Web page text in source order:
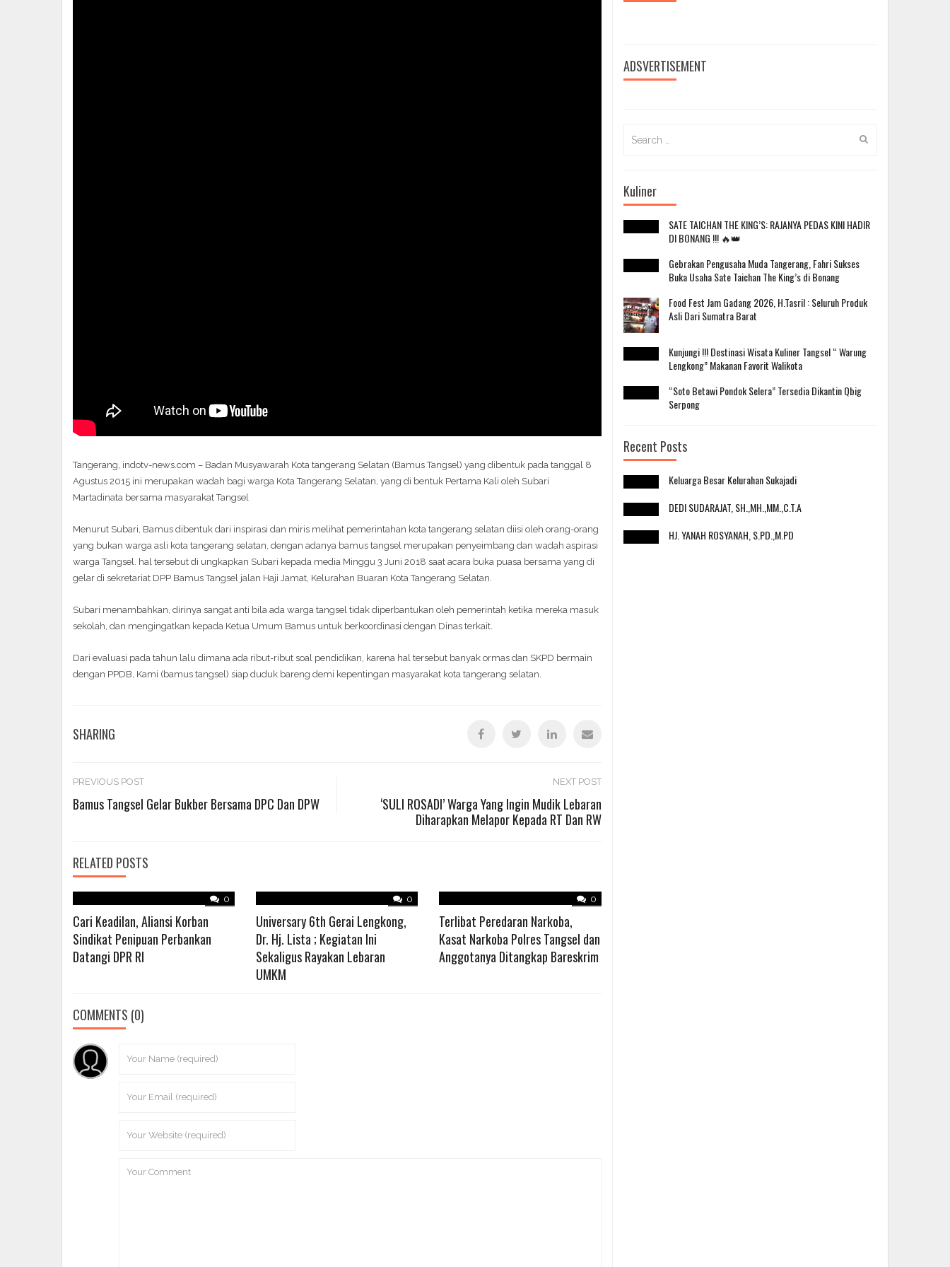
Tangerang, indotv-news.com – Badan Musyawarah Kota tangerang Selatan (Bamus Tangsel) yang dibentuk pada tanggal 8
Agustus 2015 ini merupakan wadah bagi warga Kota Tangerang Selatan, yang di bentuk Pertama Kali oleh Subari
Martadinata bersama masyarakat Tangsel
Menurut Subari, Bamus dibentuk dari inspirasi dan miris melihat pemerintahan kota tangerang selatan diisi oleh orang-orang
yang bukan warga asli kota tangerang selatan, dengan adanya bamus tangsel merupakan penyeimbang dan wadah aspirasi
warga Tangsel. hal tersebut di ungkapkan Subari kepada media Minggu 3 Juni 2018 saat acara buka puasa bersama yang di
gelar di sekretariat DPP Bamus Tangsel jalan Haji Jamat, Kelurahan Buaran Kota Tangerang Selatan.
Subari menambahkan, dirinya sangat anti bila ada warga tangsel tidak diperbantukan oleh pemerintah ketika mereka masuk
sekolah, dan mengingatkan kepada Ketua Umum Bamus untuk berkoordinasi dengan Dinas terkait.
Dari evaluasi pada tahun lalu dimana ada ribut-ribut soal pendidikan, karena hal tersebut banyak ormas dan SKPD bermain
dengan PPDB, Kami (bamus tangsel) siap duduk bareng demi kepentingan masyarakat kota tangerang selatan.
SHARING
Post
PREVIOUS POST
Bamus Tangsel Gelar Bukber Bersama DPC Dan DPW
NEXT POST
‘SULI ROSADI’ Warga Yang Ingin Mudik Lebaran
Diharapkan Melapor Kepada RT Dan RW
RELATED POSTS
0
Cari Keadilan, Aliansi Korban
Sindikat Penipuan Perbankan
Datangi DPR RI
0
Universary 6th Gerai Lengkong,
Dr. Hj. Lista ; Kegiatan Ini
Sekaligus Rayakan Lebaran
UMKM
0
Terlibat Peredaran Narkoba,
Kasat Narkoba Polres Tangsel dan
Anggotanya Ditangkap Bareskrim
COMMENTS (0)
ADSVERTISEMENT
for:
Kuliner
SATE TAICHAN THE KING’S: RAJANYA PEDAS KINI HADIR
DI BONANG !!! 🔥👑
Gebrakan Pengusaha Muda Tangerang, Fahri Sukses
Buka Usaha Sate Taichan The King’s di Bonang
Food Fest Jam Gadang 2026, H.Tasril : Seluruh Produk
Asli Dari Sumatra Barat
Kunjungi !!! Destinasi Wisata Kuliner Tangsel “ Warung
Lengkong” Makanan Favorit Walikota
“Soto Betawi Pondok Selera” Tersedia Dikantin Qbig
Serpong
Recent Posts
Keluarga Besar Kelurahan Sukajadi
DEDI SUDARAJAT, SH.,MH.,MM.,C.T.A
HJ. YANAH ROSYANAH, S.PD.,M.PD